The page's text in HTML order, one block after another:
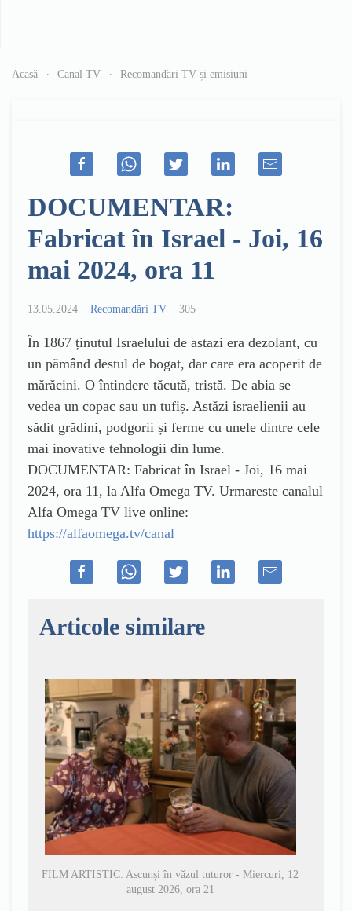
Acasă Canal TV Recomandări TV și emisiuni
DOCUMENTAR:
Fabricat în Israel - Joi, 16
mai 2024, ora 11
13.05.2024 Recomandări TV 305
În 1867 ținutul Israelului de astazi era dezolant, cu
un pămând destul de bogat, dar care era acoperit de
mărăcini. O întindere tăcută, tristă. De abia se
vedea un copac sau un tufiș. Astăzi israelienii au
sădit grădini, podgorii și ferme cu unele dintre cele
mai inovative tehnologii din lume.
DOCUMENTAR: Fabricat în Israel - Joi, 16 mai
2024, ora 11, la Alfa Omega TV. Urmareste canalul
Alfa Omega TV live online:
https://alfaomega.tv/canal
Articole similare
FILM ARTISTIC: Ascunși în văzul tuturor - Miercuri, 12
august 2026, ora 21